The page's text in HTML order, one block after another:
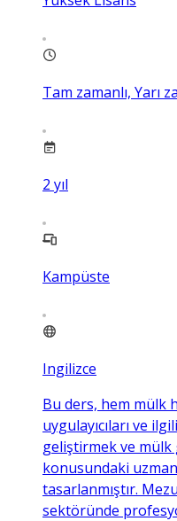
Tam zamanlı, Yarı
2 yıl
Kampüste
Ingilizce
Bu ders, hem mülk
uygulayıcıları ve
geliştirmek ve
konusundaki
tasarlanmıştır.
sektöründe